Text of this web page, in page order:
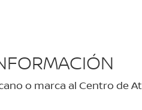
o marca al Centro de